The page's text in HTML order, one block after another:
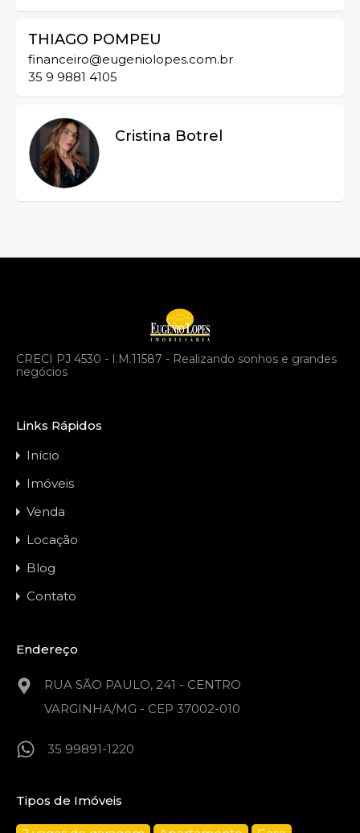
THIAGO POMPEU
financeiro@eugeniolopes.com.br
35 9 9881 4105
Cristina Botrel
CRECI PJ 4530 - I.M.11587 - Realizando sonhos e grandes
negócios
Links Rápidos
Início
Imóveis
Venda
Locação
Blog
Contato
Endereço
RUA SÃO PAULO, 241 - CENTRO
VARGINHA/MG - CEP 37002-010
35 99891-1220
Tipos de Imóveis